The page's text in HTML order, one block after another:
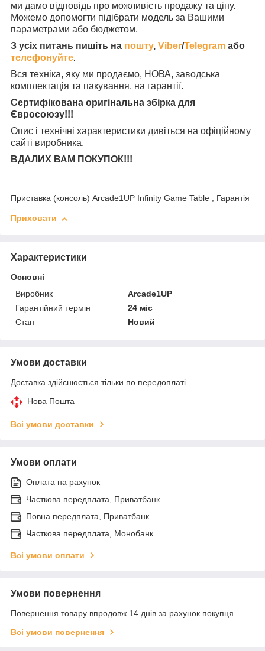
ми дамо відповідь про можливість продажу та ціну.
Можемо допомогти підібрати модель за Вашими
параметрами або бюджетом.
З усіх питань пишіть на пошту, Viber/Telegram або
телефонуйте.
Вся техніка, яку ми продаємо, НОВА, заводська
комплектація та пакування, на гарантії.
Сертифікована оригінальна збірка для
Євросоюзу!!!
Опис і технічні характеристики дивіться на офіційному
сайті виробника.
ВДАЛИХ ВАМ ПОКУПОК!!!
Приставка (консоль) Arcade1UP Infinity Game Table , Гарантія
Приховати
Характеристики
Основні
Виробник
Arcade1UP
Гарантійний термін
24 міс
Стан
Новий
Умови доставки
Доставка здійснюється тільки по передоплаті.
Нова Пошта
Всі умови доставки
Умови оплати
Оплата на рахунок
Часткова передплата, Приватбанк
Повна передплата, Приватбанк
Часткова передплата, Монобанк
Всі умови оплати
Умови повернення
Повернення товару впродовж 14 днів за рахунок покупця
Всі умови повернення